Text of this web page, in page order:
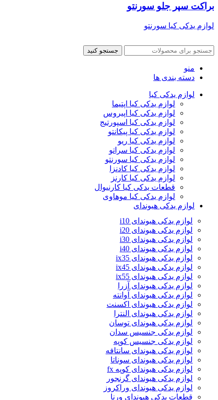
براکت سپر جلو سورنتو
لوازم یدکی کیا سورنتو
جستجو کنید
منو
دسته بندی ها
لوازم یدکی کیا
لوازم یدکی کیا اپتیما
لوازم یدکی کیا اپیروس
لوازم یدکی کیا اسپورتیج
لوازم یدکی کیا پیکانتو
لوازم یدکی کیا ریو
لوازم یدکی کیا سراتو
لوازم یدکی کیا سورنتو
لوازم یدکی کیا کادنزا
لوازم یدکی کیا کارنز
قطعات یدکی کیا کارنیوال
لوازم یدکی کیا موهاوی
لوازم یدکی هیوندای
لوازم یدکی هیوندای i10
لوازم یدکی هیوندای i20
لوازم یدکی هیوندای i30
لوازم یدکی هیوندای i40
لوازم یدکی هیوندای ix35
لوازم یدکی هیوندای ix45
لوازم یدکی هیوندای ix55
لوازم یدکی هیوندای آزرا
لوازم یدکی هیوندای آوانته
لوازم یدکی هیوندای اکسنت
لوازم یدکی هیوندای النترا
لوازم یدکی هیوندای توسان
لوازم یدکی جنسیس سدان
لوازم یدکی جنسیس کوپه
لوازم یدکی هیوندای سانتافه
لوازم یدکی هیوندای سوناتا
لوازم یدکی هیوندای کوپه fx
لوازم یدکی هیوندای گرنجور
لوازم یدکی هیوندای وراکروز
قطعات یدکی هیوندای ورنا